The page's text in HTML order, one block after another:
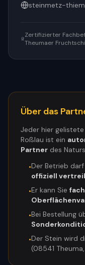
steinmetz-
Zertifizierter
Theumaer
Über das
Jeder hier
Roßlau ist ein
Partner des
•Der Betrieb
offiziell
•Er kann Sie
•Bei Bestellung
•Der Stein wird
(08541